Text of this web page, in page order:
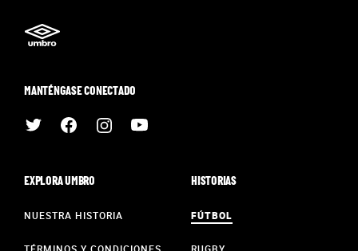
MANTÉNGASE CONECTADO
EXPLORA UMBRO
NUESTRA HISTORIA
HISTORIAS
FÚTBOL